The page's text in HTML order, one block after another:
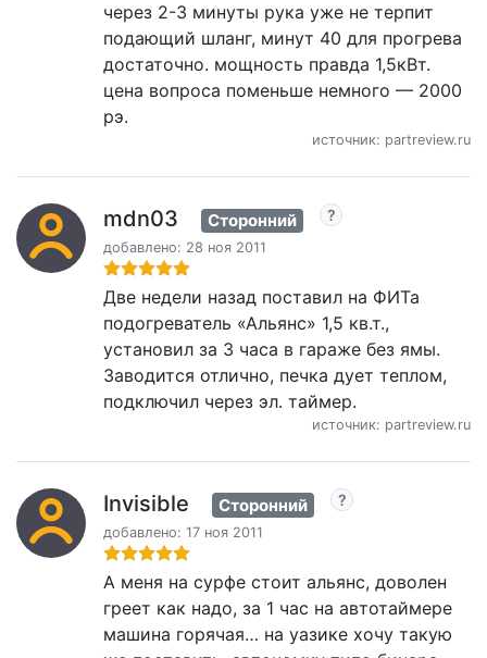
через 2-3 минуты рука уже не терпит
подающий шланг, минут 40 для прогрева
достаточно. мощность правда 1,5кВт.
цена вопроса поменьше немного — 2000
рэ.
источник: partreview.ru
mdn03 Сторонний
добавлено: 28 ноя 2011
Две недели назад поставил на ФИТа
подогреватель «Альянс» 1,5 кв.т.,
установил за 3 часа в гараже без ямы.
Заводится отлично, печка дует теплом,
подключил через эл. таймер.
источник: partreview.ru
Invisible Сторонний
добавлено: 17 ноя 2011
А меня на сурфе стоит альянс, доволен
греет как надо, за 1 час на автотаймере
машина горячая… на уазике хочу такую